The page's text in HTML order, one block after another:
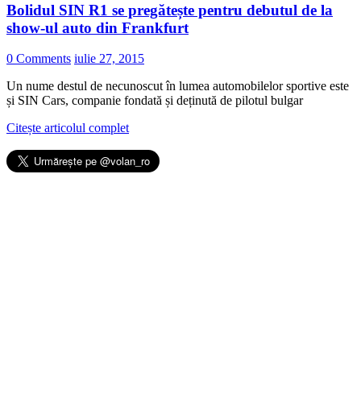
Bolidul SIN R1 se pregătește pentru debutul de la
show-ul auto din Frankfurt
0 Comments iulie 27, 2015
Un nume destul de necunoscut în lumea automobilelor sportive este
și SIN Cars, companie fondată și deținută de pilotul bulgar
Citește articolul complet